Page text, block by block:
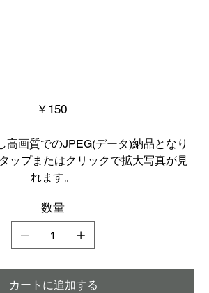
価
格
￥150
高画質でのJPEG(データ)納品となり
ップまたはクリックで拡大写真が見
れます。
数量
カートに追加する